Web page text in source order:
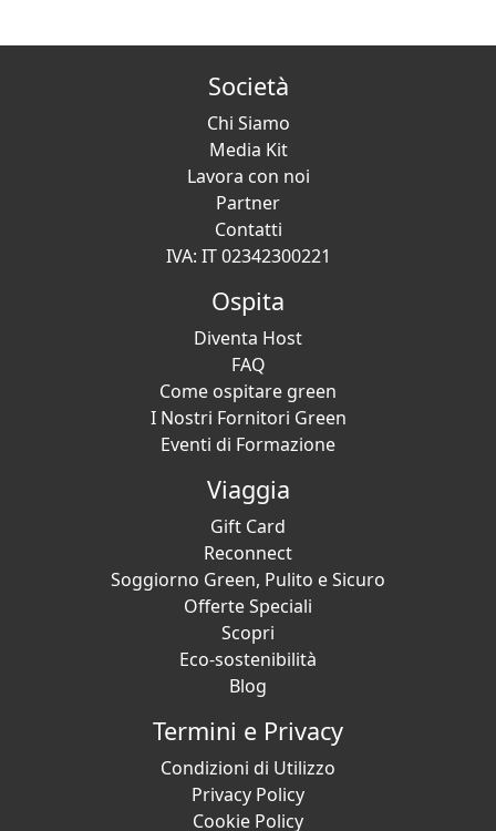
Società
Chi Siamo
Media Kit
Lavora con noi
Partner
Contatti
IVA: IT 02342300221
Ospita
Diventa Host
FAQ
Come ospitare green
I Nostri Fornitori Green
Eventi di Formazione
Viaggia
Gift Card
Reconnect
Soggiorno Green, Pulito e Sicuro
Offerte Speciali
Scopri
Eco-sostenibilità
Blog
Termini e Privacy
Condizioni di Utilizzo
Privacy Policy
Cookie Policy